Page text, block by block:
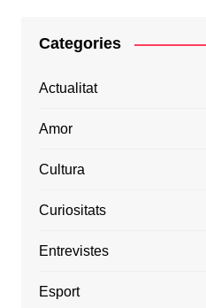
Categories
Actualitat
Amor
Cultura
Curiositats
Entrevistes
Esport